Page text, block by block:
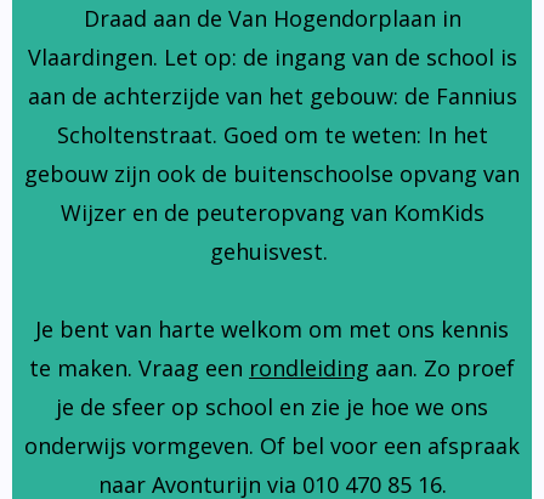
Draad aan de Van Hogendorplaan in
Vlaardingen. Let op: de ingang van de school is
aan de achterzijde van het gebouw: de Fannius
Scholtenstraat. Goed om te weten: In het
gebouw zijn ook de buitenschoolse opvang van
Wijzer en de peuteropvang van KomKids
gehuisvest.
Je bent van harte welkom om met ons kennis
te maken. Vraag een rondleiding aan. Zo proef
je de sfeer op school en zie je hoe we ons
onderwijs vormgeven. Of bel voor een afspraak
naar Avonturijn via 010 470 85 16.